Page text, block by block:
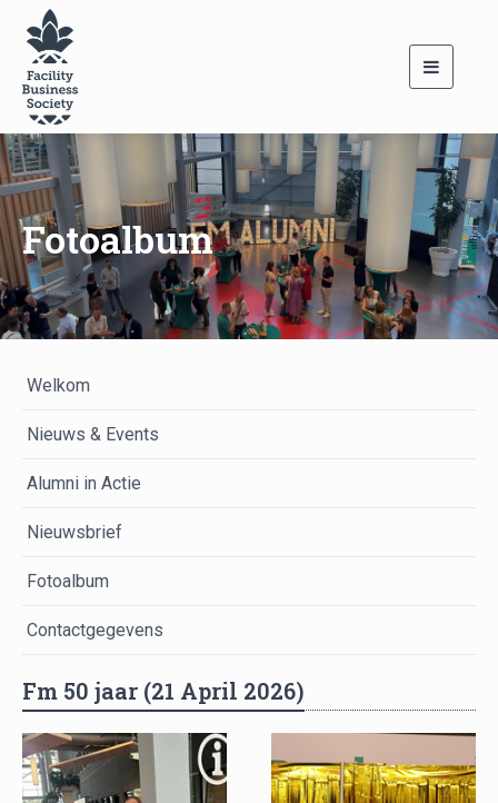
Toggle
Fotoalbum
Welkom
Nieuws & Events
Alumni in Actie
Nieuwsbrief
Fotoalbum
Contactgegevens
Fm 50 jaar (21 April 2026)